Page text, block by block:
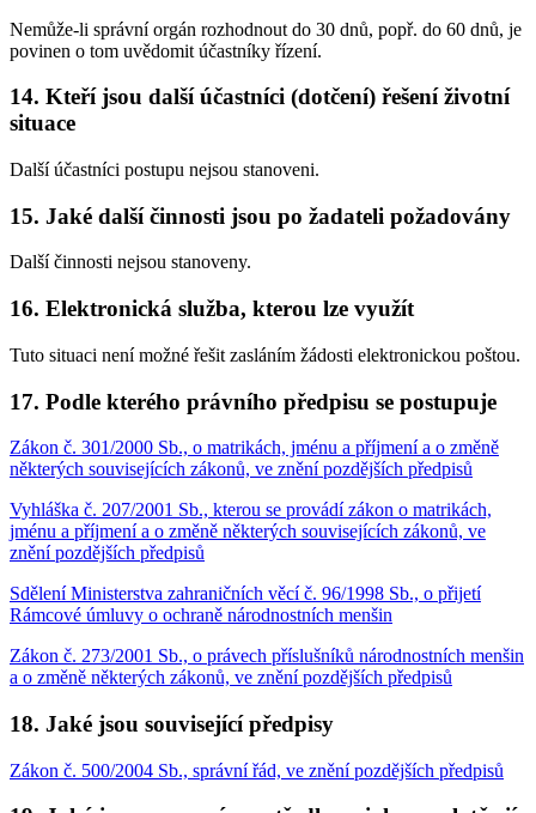
Nemůže-li správní orgán rozhodnout do 30 dnů, popř. do 60 dnů, je
povinen o tom uvědomit účastníky řízení.
14. Kteří jsou další účastníci (dotčení) řešení životní
situace
Další účastníci postupu nejsou stanoveni.
15. Jaké další činnosti jsou po žadateli požadovány
Další činnosti nejsou stanoveny.
16. Elektronická služba, kterou lze využít
Tuto situaci není možné řešit zasláním žádosti elektronickou poštou.
17. Podle kterého právního předpisu se postupuje
Zákon č. 301/2000 Sb., o matrikách, jménu a příjmení a o změně
některých souvisejících zákonů, ve znění pozdějších předpisů
Vyhláška č. 207/2001 Sb., kterou se provádí zákon o matrikách,
jménu a příjmení a o změně některých souvisejících zákonů, ve
znění pozdějších předpisů
Sdělení Ministerstva zahraničních věcí č. 96/1998 Sb., o přijetí
Rámcové úmluvy o ochraně národnostních menšin
Zákon č. 273/2001 Sb., o právech příslušníků národnostních menšin
a o změně některých zákonů, ve znění pozdějších předpisů
18. Jaké jsou související předpisy
Zákon č. 500/2004 Sb., správní řád, ve znění pozdějších předpisů